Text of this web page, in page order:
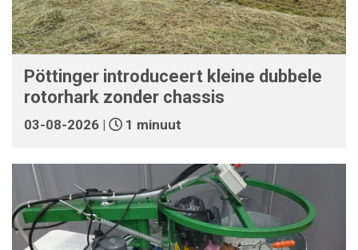
Pöttinger introduceert kleine dubbele
rotorhark zonder chassis
03-08-2026 | 1 minuut